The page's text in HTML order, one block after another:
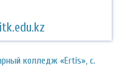
колледж «Ertis», с.